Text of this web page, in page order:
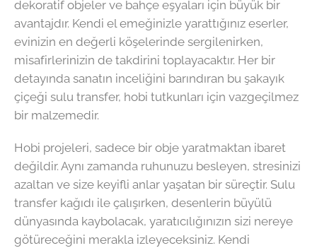
dekoratif objeler ve bahçe eşyaları için büyük bir
avantajdır. Kendi el emeğinizle yarattığınız eserler,
evinizin en değerli köşelerinde sergilenirken,
misafirlerinizin de takdirini toplayacaktır. Her bir
detayında sanatın inceliğini barındıran bu şakayık
çiçeği sulu transfer, hobi tutkunları için vazgeçilmez
bir malzemedir.
Hobi projeleri, sadece bir obje yaratmaktan ibaret
değildir. Aynı zamanda ruhunuzu besleyen, stresinizi
azaltan ve size keyifli anlar yaşatan bir süreçtir. Sulu
transfer kağıdı ile çalışırken, desenlerin büyülü
dünyasında kaybolacak, yaratıcılığınızın sizi nereye
götüreceğini merakla izleyeceksiniz. Kendi